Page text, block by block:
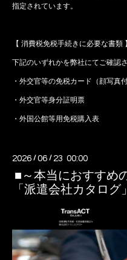
指定されています。
【 消費税免税手続きに必要な書類
下記のいずれかを弊社にてご確認
・外交官等の免税カード（顔写真付
・外交官等身分証明票
・外国公館等用免税購入表
2026 /06 / 23 00:00
■～本当におすすめ
「派遣会社カタロ